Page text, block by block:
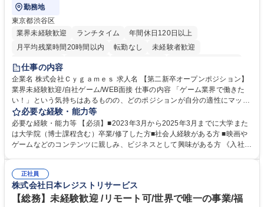
勤務地
東京都渋谷区
業界未経験歓迎
ランチタイム
年間休日120日以上
月平均残業時間20時間以内
転勤なし
未経験者歓迎
住宅手当あり
交通費支給
土日祝休み 服装自由 昼食補助あり
第二新卒歓迎
食事補助あり
仕事の内容
企業名 株式会社Ｃｙｇａｍｅｓ 求人名 【第二新卒オープンポジション】
業界未経験歓迎/自社ゲーム/WEB面接 仕事の内容 「ゲーム業界で働きた
い！」という気持ちはあるものの、どのポジションが自分の適性にマッチ
しているか悩んでいる方が対象となります！ 総合職（プランナー/データ
アナリストなど）、技術職（開発エンジニ ア/インフラエンジニアな
ど）、デザイン職（デザイナー/イラストレ ーターなど）等から、面接で
ご希望と適正にマッチしたポジションをご案内いたします。ゲームやエン
のご応募をお待ちしております。 募集職種 【第二新卒オープンポジショ
ン】業界未経験歓迎/自社ゲーム/WEB面接
必要な経験・能力等
必要な経験・能力等 【必須】■2023年3月から2025年3月までに大学また
は大学院（博士課程含む）卒業/修了した方■社会人経験がある方 ■映画や
ゲームなどのコンテンツに親しみ、ビジネスとして興味がある方 《入社実
正社員
株式会社日本レジストリサービス
【総務】未経験歓迎 /リモート可/世界で唯一の事業/福